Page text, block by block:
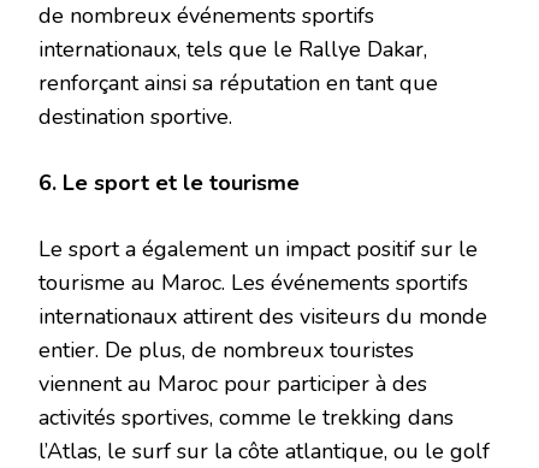
de nombreux événements sportifs
internationaux, tels que le Rallye Dakar,
renforçant ainsi sa réputation en tant que
destination sportive.
6. Le sport et le tourisme
Le sport a également un impact positif sur le
tourisme au Maroc. Les événements sportifs
internationaux attirent des visiteurs du monde
entier. De plus, de nombreux touristes
viennent au Maroc pour participer à des
activités sportives, comme le trekking dans
l’Atlas, le surf sur la côte atlantique, ou le golf